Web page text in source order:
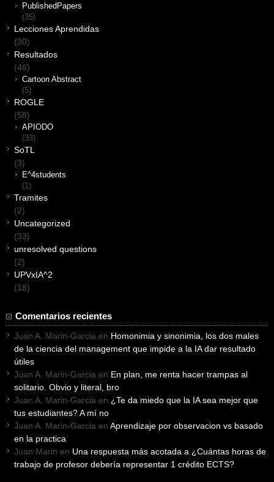
PublishedPapers
(35)
Lecciones Aprendidas
(30)
Resultados
(46)
Cartoon Abstract
(5)
ROGLE
(58)
APIODO
(33)
SoTL
(3)
E^4students
(1)
Tramites
(2)
Uncategorized
(33)
unresolved questions
(2)
UPVxIA^2
(18)
Comentarios recientes
Juan A. Marin-Garcia en Homonimia y sinonimia, los dos males
de la ciencia del management que impide a la IA dar resultado
útiles
Juan A. Marin-Garcia en En plan, me renta hacer trampas al
solitario. Obvio y literal, bro
Juan A. Marin-Garcia en ¿Te da miedo que la IA sea mejor que
tus estudiantes? A mí no
Juan A. Marin-Garcia en Aprendizaje por observacion vs basado
en la practica
Juan Marin en Una respuesta más acotada a ¿Cuántas horas de
trabajo de profesor debería representar 1 crédito ECTS?